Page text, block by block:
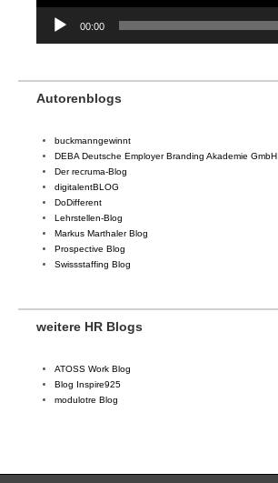
00:00
Autorenblogs
buckmanngewinnt
DEBA Deutsche Employer Branding Akademie GmbH
Der recruma-Blog
digitalentBLOG
DoDifferent
Lehrstellen-Blog
Markus Marthaler Blog
Prospective Blog
Swissstaffing Blog
weitere HR Blogs
ATOSS Work Blog
Blog Inspire925
modulotre Blog